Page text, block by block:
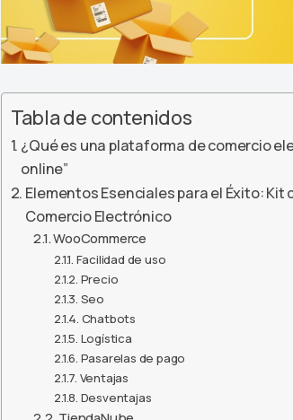
Tabla de contenidos
¿Qué es una plataforma de comercio
online”
Elementos Esenciales para el Éxito:
Comercio Electrónico
WooCommerce
Facilidad de uso
Precio
Seo
Chatbots
Logística
Pasarelas de pago
Ventajas
Desventajas